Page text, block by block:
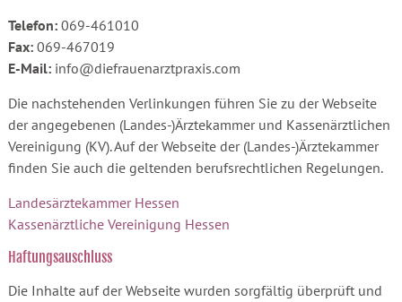
Telefon:069-461010
Fax:069-467019
E-Mail:info@diefrauenarztpraxis.com
Die nachstehenden Verlinkungen führen Sie zu der Webseite
der angegebenen (Landes-)Ärztekammer und Kassenärztlichen
Vereinigung (KV). Auf der Webseite der (Landes-)Ärztekammer
finden Sie auch die geltenden berufsrechtlichen Regelungen.
Landesärztekammer Hessen
Kassenärztliche Vereinigung Hessen
Haftungsauschluss
Die Inhalte auf der Webseite wurden sorgfältig überprüft und